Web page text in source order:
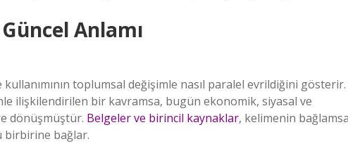
Anlamı
toplumsal değişimle nasıl paralel evrildiğini gösterir.
ilişkilendirilen bir kavramsa, bugün ekonomik, siyasal ve
dönüşmüştür. Belgeler ve birincil kaynaklar, kelimenin
birbirine bağlar.